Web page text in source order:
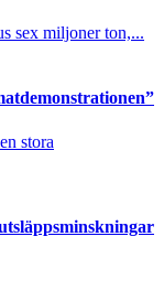
sex miljoner ton,...
stora